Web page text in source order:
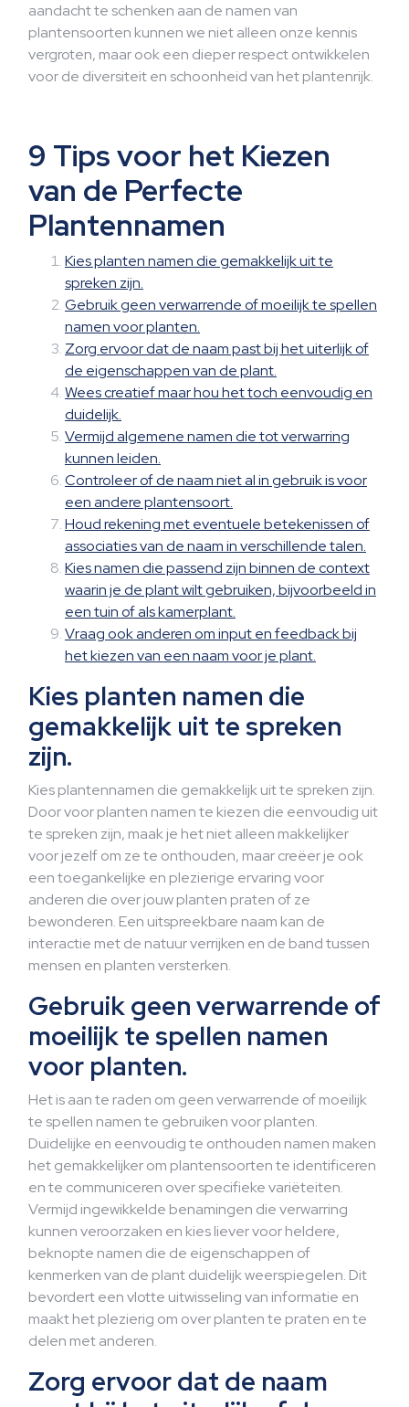
aandacht te schenken aan de namen van
plantensoorten kunnen we niet alleen onze kennis
vergroten, maar ook een dieper respect ontwikkelen
voor de diversiteit en schoonheid van het plantenrijk.
9 Tips voor het Kiezen
van de Perfecte
Plantennamen
Kies planten namen die gemakkelijk uit te
spreken zijn.
Gebruik geen verwarrende of moeilijk te spellen
namen voor planten.
Zorg ervoor dat de naam past bij het uiterlijk of
de eigenschappen van de plant.
Wees creatief maar hou het toch eenvoudig en
duidelijk.
Vermijd algemene namen die tot verwarring
kunnen leiden.
Controleer of de naam niet al in gebruik is voor
een andere plantensoort.
Houd rekening met eventuele betekenissen of
associaties van de naam in verschillende talen.
Kies namen die passend zijn binnen de context
waarin je de plant wilt gebruiken, bijvoorbeeld in
een tuin of als kamerplant.
Vraag ook anderen om input en feedback bij
het kiezen van een naam voor je plant.
Kies planten namen die
gemakkelijk uit te spreken
zijn.
Kies plantennamen die gemakkelijk uit te spreken zijn.
Door voor planten namen te kiezen die eenvoudig uit
te spreken zijn, maak je het niet alleen makkelijker
voor jezelf om ze te onthouden, maar creëer je ook
een toegankelijke en plezierige ervaring voor
anderen die over jouw planten praten of ze
bewonderen. Een uitspreekbare naam kan de
interactie met de natuur verrijken en de band tussen
mensen en planten versterken.
Gebruik geen verwarrende of
moeilijk te spellen namen
voor planten.
Het is aan te raden om geen verwarrende of moeilijk
te spellen namen te gebruiken voor planten.
Duidelijke en eenvoudig te onthouden namen maken
het gemakkelijker om plantensoorten te identificeren
en te communiceren over specifieke variëteiten.
Vermijd ingewikkelde benamingen die verwarring
kunnen veroorzaken en kies liever voor heldere,
beknopte namen die de eigenschappen of
kenmerken van de plant duidelijk weerspiegelen. Dit
bevordert een vlotte uitwisseling van informatie en
maakt het plezierig om over planten te praten en te
delen met anderen.
Zorg ervoor dat de naam